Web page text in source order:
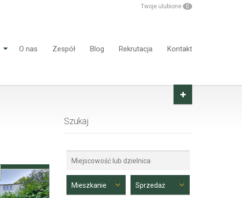
Twoje ulubione 0
O nas Zespół Blog Rekrutacja Kontakt
Szukaj
Mieszkanie Sprzedaż